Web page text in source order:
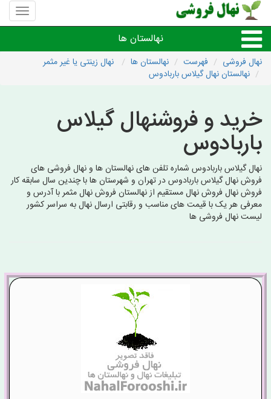
منوی
سایت
فروشی
نهالستان ها
نهال های مثمر،میوه
نهال های زینتی،غیرمثمر
نهالستان های شهرها
نهال فروشی فهرست نهالستان ها
نهال زینتی یا غیر مثمر
نهالستان نهال گیلاس باربادوس
خرید و فروشنهال گیلاس
باربادوس
نهال گیلاس باربادوس شماره تلفن های نهالستان ها و نهال فروشی های
فروش نهال گیلاس باربادوس در تهران و شهرستان ها با چندین سال سابقه کار
فروش نهال فروش نهال مستقیم از نهالستان فروش نهال مثمر با آدرس و
معرفی هر یک با قیمت های مناسب و رقابتی ارسال نهال به سراسر کشور
لیست نهال فروشی ها